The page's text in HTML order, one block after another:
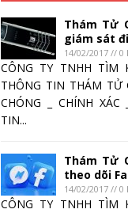
Thám Tử
giám sát
14/02/2017 // 0
CÔNG TY TNHH TÌM
THÔNG TIN THÁM TỬ
CHÓNG _ CHÍNH
TIN...
Thám Tử
theo dõi
14/02/2017 // 0
CÔNG TY TNHH TÌM